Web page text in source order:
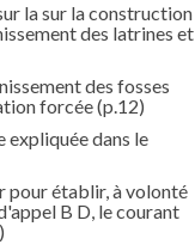
la sur la construction
des latrines et
des fosses
forcée(p.12)
dans le
pour établir, à volonté
B D, le courant